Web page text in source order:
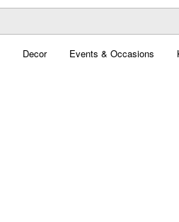
Decor Events & Occasions